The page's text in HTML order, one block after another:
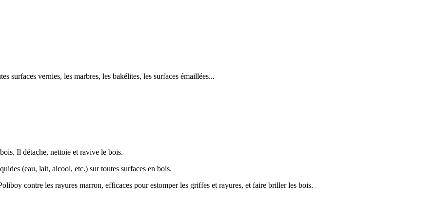
surfaces vernies, les marbres, les bakélites, les surfaces émaillées...
Il détache, nettoie et ravive le bois.
(eau, lait, alcool, etc.) sur toutes surfaces en bois.
contre les rayures marron, efficaces pour estomper les griffes et rayures, et faire briller les bois.